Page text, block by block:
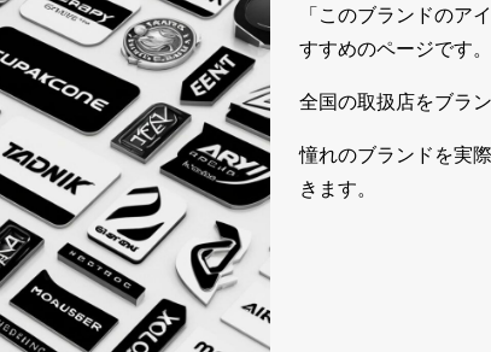
「このブランドのア
すすめのページです。
全国の取扱店をブラ
憧れのブランドを実
きます。